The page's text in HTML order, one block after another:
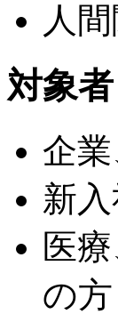
人
対象者
企
新
医
の方